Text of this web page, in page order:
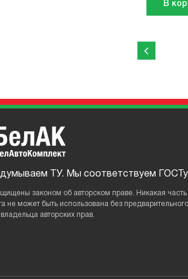
В
ТУ. Мы соответствуем
законом об авторском праве. Никакая
не может быть использована без
авторских прав.